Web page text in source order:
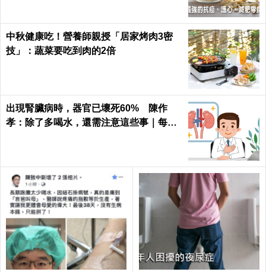
中秋健康吃！營養師親授「居家烤肉3密
技」：蔬菜要吃到肉的2倍
出現腎臟病時，器官已壞死60% 陳作
孝：除了多喝水，還需注意這些事｜每日